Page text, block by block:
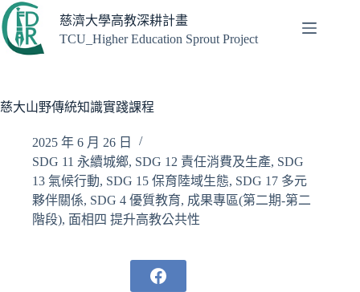
跳
至
主
容
慈濟大學高教深耕計畫
TCU_Higher Education Sprout Project
慈大山野傳統知識實踐課程
2025 年 6 月 26 日
SDG 11 永續城鄉, SDG 12 責任消費及生產, SDG
13 氣候行動, SDG 15 保育陸域生態, SDG 17 多元
夥伴關係, SDG 4 優質教育, 成果專區(第二期-第二
階段), 面相四 提升高教公共性